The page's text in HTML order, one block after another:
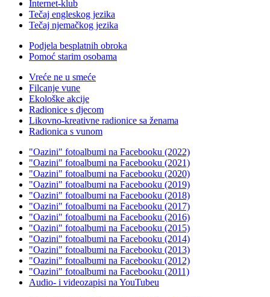
Internet-klub
Tečaj engleskog jezika
Tečaj njemačkog jezika
Podjela besplatnih obroka
Pomoć starim osobama
Vreće ne u smeće
Filcanje vune
Ekološke akcije
Radionice s djecom
Likovno-kreativne radionice sa ženama
Radionica s vunom
"Oazini" fotoalbumi na Facebooku (2022)
"Oazini" fotoalbumi na Facebooku (2021)
"Oazini" fotoalbumi na Facebooku (2020)
"Oazini" fotoalbumi na Facebooku (2019)
"Oazini" fotoalbumi na Facebooku (2018)
"Oazini" fotoalbumi na Facebooku (2017)
"Oazini" fotoalbumi na Facebooku (2016)
"Oazini" fotoalbumi na Facebooku (2015)
"Oazini" fotoalbumi na Facebooku (2014)
"Oazini" fotoalbumi na Facebooku (2013)
"Oazini" fotoalbumi na Facebooku (2012)
"Oazini" fotoalbumi na Facebooku (2011)
Audio- i videozapisi na YouTubeu